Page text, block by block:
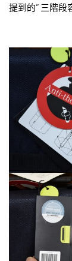
提到的” 三階段